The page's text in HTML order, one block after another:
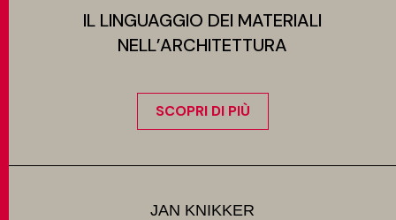
IL LINGUAGGIO DEI MATERIALI
NELL’ARCHITETTURA
SCOPRI DI PIÙ
JAN KNIKKER